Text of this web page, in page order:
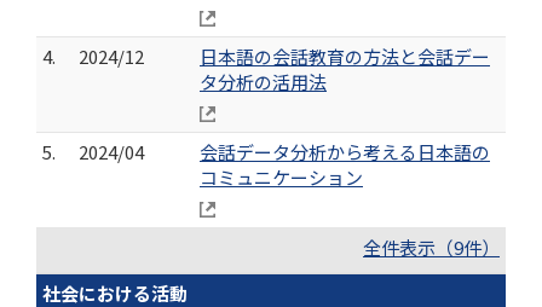
4. 2024/12
日本語の会話教育の方法と会話デー
タ分析の活用法
5. 2024/04
会話データ分析から考える日本語の
コミュニケーション
全件表示（9件）
社会における活動